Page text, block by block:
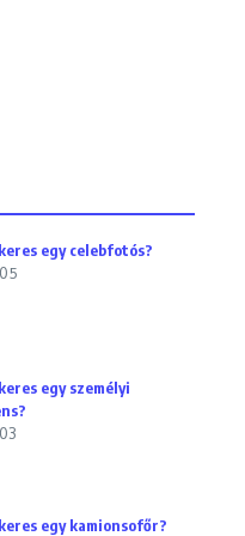
egy celebfotós?
egy személyi
egy kamionsofőr?